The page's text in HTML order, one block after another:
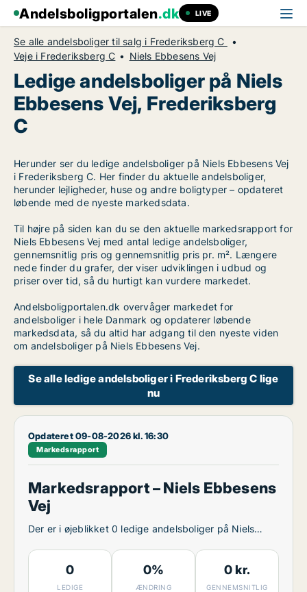
Andelsboligportalen.dk LIVE
Se alle andelsboliger til salg i Frederiksberg C
Veje i Frederiksberg C
Niels Ebbesens Vej
Ledige andelsboliger på Niels
Ebbesens Vej, Frederiksberg
C
Herunder ser du ledige andelsboliger på Niels Ebbesens Vej
i Frederiksberg C. Her finder du aktuelle andelsboliger,
herunder lejligheder, huse og andre boligtyper – opdateret
løbende med de nyeste markedsdata.
Til højre på siden kan du se den aktuelle markedsrapport for
Niels Ebbesens Vej med antal ledige andelsboliger,
gennemsnitlig pris og gennemsnitlig pris pr. m². Længere
nede finder du grafer, der viser udviklingen i udbud og
priser over tid, så du hurtigt kan vurdere markedet.
Andelsboligportalen.dk overvåger markedet for
andelsboliger i hele Danmark og opdaterer løbende
markedsdata, så du altid har adgang til den nyeste viden
om andelsboliger på Niels Ebbesens Vej.
Se alle ledige andelsboliger i Frederiksberg C lige
nu
Opdateret 09-08-2026 kl. 16:30
Markedsrapport
Markedsrapport – Niels Ebbesens
Vej
Der er i øjeblikket 0 ledige andelsboliger på Niels
0
LEDIGE
0%
ÆNDRING
0 kr.
GENNEMSNITLIG